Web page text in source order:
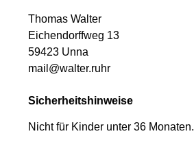
Thomas Walter
Eichendorffweg 13
59423 Unna
mail@walter.ruhr
Sicherheitshinweise
Nicht für Kinder unter 36 Monaten.